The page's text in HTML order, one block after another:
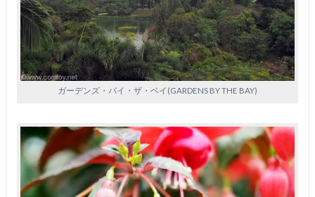
ガーデンズ・バイ・ザ・ベイ(GARDENS BY THE BAY)